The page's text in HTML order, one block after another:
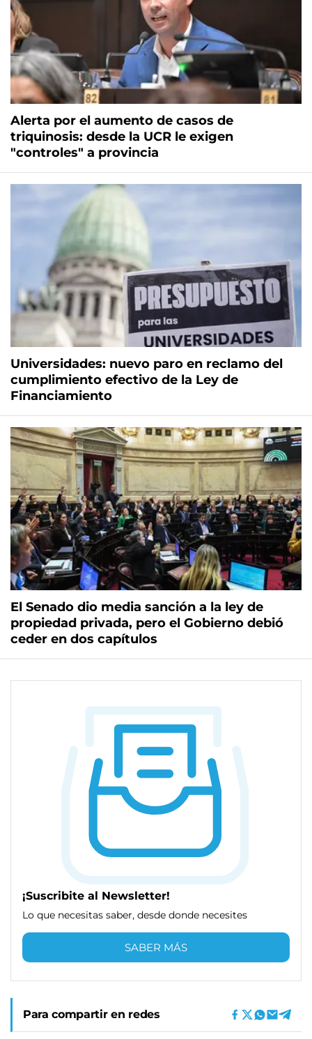
Alerta por el aumento de casos de
triquinosis: desde la UCR le exigen
"controles" a provincia
Universidades: nuevo paro en reclamo del
cumplimiento efectivo de la Ley de
Financiamiento
El Senado dio media sanción a la ley de
propiedad privada, pero el Gobierno debió
ceder en dos capítulos
¡Suscribite al Newsletter!
Lo que necesitas saber, desde donde necesites
SABER MÁS
Para compartir en redes